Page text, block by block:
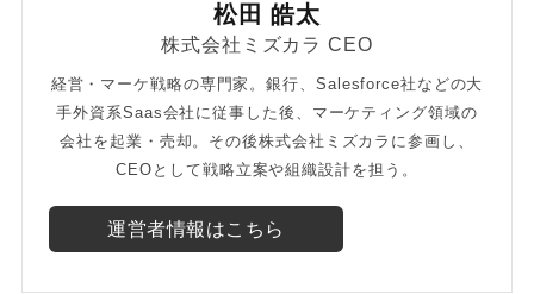
松田 皓太
株式会社ミズカラ CEO
経営・マーケ戦略の専門家。銀行、Salesforce社などの大
手外資系Saas会社に従事した後、マーケティング領域の
会社を起業・売却。その後株式会社ミズカラに参画し、
CEOとして戦略立案や組織設計を担う。
運営者情報はこちら